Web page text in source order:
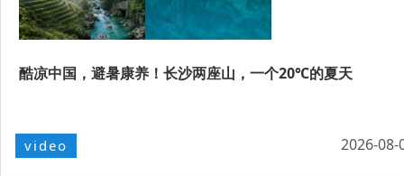
酷凉中国，避暑康养！长沙两座山，一个20℃的夏天
video 2026-08-